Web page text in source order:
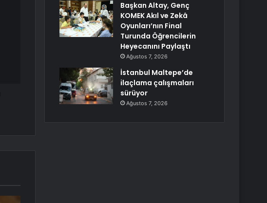
Başkan Altay, Genç
KOMEK Akıl ve Zekâ
Oyunları’nın Final
Turunda Öğrencilerin
Heyecanını Paylaştı
Ağustos 7, 2026
İstanbul Maltepe’de
ilaçlama çalışmaları
sürüyor
Ağustos 7, 2026